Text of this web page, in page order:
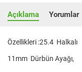
Açıklama Yorumlar
Özellikleri :25.4 Halkalı
11mm Dürbün Ayağı,